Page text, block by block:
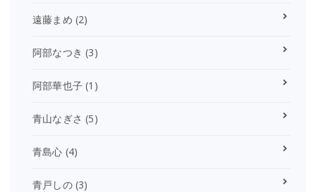
遠藤まめ (2)
阿部なつき (3)
阿部華也子 (1)
青山なぎさ (5)
青島心 (4)
青戸しの(3)